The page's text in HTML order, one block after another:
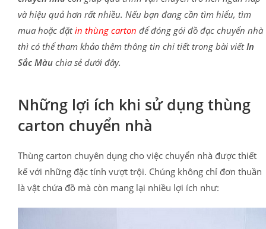
và hiệu quả hơn rất nhiều. Nếu bạn đang cần tìm hiểu, tìm
mua hoặc đặtin thùng carton để đóng gói đồ đạc chuyển nhà
thì có thể tham khảo thêm thông tin chi tiết trong bài viếtIn
Sắc Màu chia sẻ dưới đây.
Những lợi ích khi sử dụng thùng
carton chuyển nhà
Thùng carton chuyên dụng cho việc chuyển nhà được thiết
kế với những đặc tính vượt trội. Chúng không chỉ đơn thuần
là vật chứa đồ mà còn mang lại nhiều lợi ích như: